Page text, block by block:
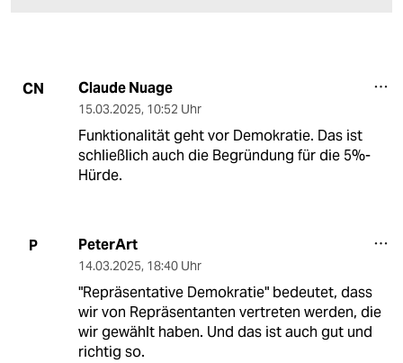
CN Claude Nuage
15.03.2025, 10:52 Uhr
Funktionalität geht vor Demokratie. Das ist
schließlich auch die Begründung für die 5%-
Hürde.
P PeterArt
14.03.2025, 18:40 Uhr
"Repräsentative Demokratie" bedeutet, dass
wir von Repräsentanten vertreten werden, die
wir gewählt haben. Und das ist auch gut und
richtig so.